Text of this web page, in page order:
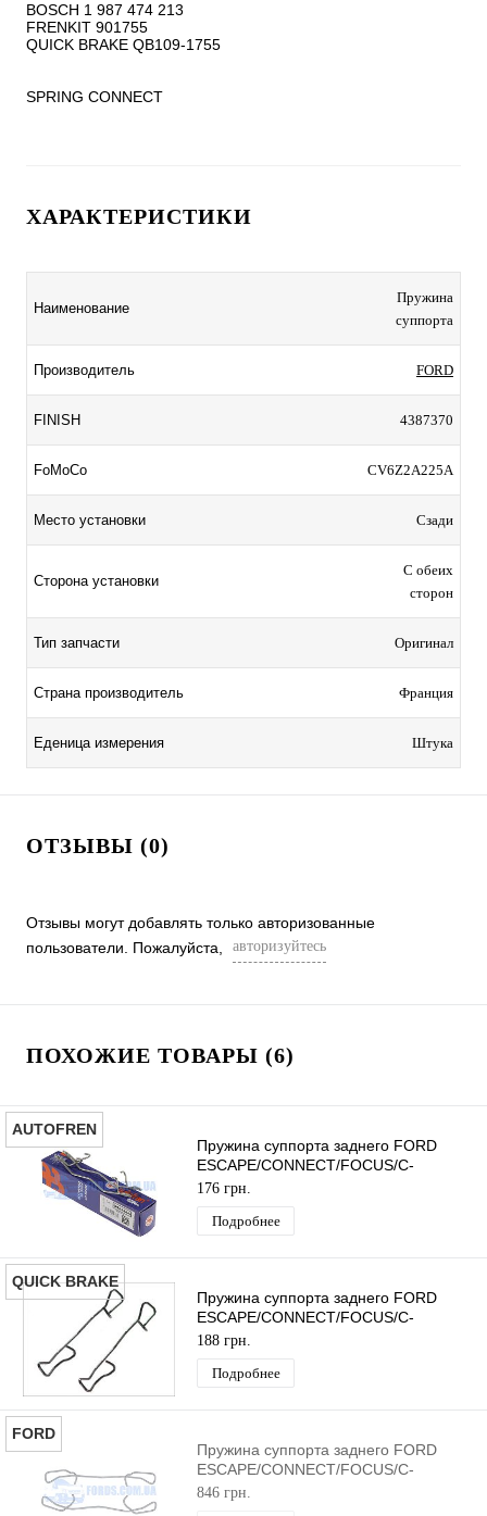
BOSCH 1 987 474 213
FRENKIT 901755
QUICK BRAKE QB109-1755
SPRING CONNECT
ХАРАКТЕРИСТИКИ
Наименование
Пружина
суппорта
Производитель FORD
FINISH 4387370
FoMoCo CV6Z2A225A
Место установки Сзади
Сторона установки
С обеих
сторон
Тип запчасти Оригинал
Страна производитель Франция
Еденица измерения Штука
ОТЗЫВЫ (0)
Отзывы могут добавлять только авторизованные
пользователи. Пожалуйста,
авторизуйтесь
ПОХОЖИЕ ТОВАРЫ (6)
AUTOFREN
Пружина суппорта заднего FORD
ESCAPE/CONNECT/FOCUS/C-
MAX/KUGA 2002- (К-КТ 2ШТ)
AUTOFREN
176 грн.
Подробнее
QUICK BRAKE
Пружина суппорта заднего FORD
ESCAPE/CONNECT/FOCUS/C-
MAX/KUGA 2002- (К-КТ 2ШТ) QUICK
BRAKE
188 грн.
Подробнее
FORD
Пружина суппорта заднего FORD
ESCAPE/CONNECT/FOCUS/C-
MAX/KUGA 2002- (К-КТ 2ШТ)
846 грн.